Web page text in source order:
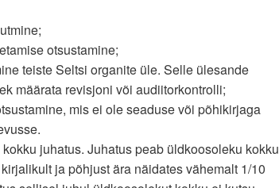
otsustamine;
teiste Seltsi organite üle. Selle ülesande
määrata revisjoni või audiitorkontrolli;
mis ei ole seaduse või põhikirjaga
juhatus. Juhatus peab üldkoosoleku kokku
ja põhjust ära näidates vähemalt 1/10